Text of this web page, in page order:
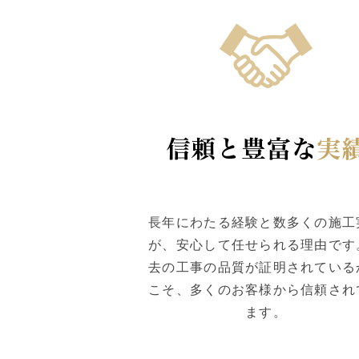
長年にわたる経験と数多くの施工
が、安心して任せられる理由です
去の工事の品質が証明されている
こそ、多くのお客様から信頼され
ます。